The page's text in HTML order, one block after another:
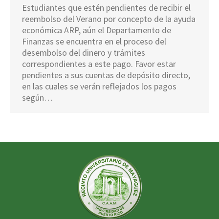
Estudiantes que estén pendientes de recibir el
reembolso del Verano por concepto de la ayuda
económica ARP, aún el Departamento de
Finanzas se encuentra en el proceso del
desembolso del dinero y trámites
correspondientes a este pago. Favor estar
pendientes a sus cuentas de depósito directo,
en las cuales se verán reflejados los pagos
según…